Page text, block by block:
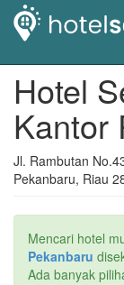
Hotel
Kantor
Jl. Rambutan
Pekanbaru, Riau
Mencari hotel
Pekanbaru
Ada banyak